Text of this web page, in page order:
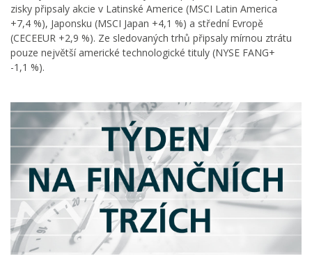
zisky připsaly akcie v Latinské Americe (MSCI Latin America
+7,4 %), Japonsku (MSCI Japan +4,1 %) a střední Evropě
(CECEEUR +2,9 %). Ze sledovaných trhů připsaly mírnou ztrátu
pouze největší americké technologické tituly (NYSE FANG+
-1,1 %).